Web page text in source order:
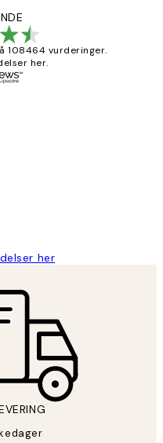
108464 vurderinger.
her.
her